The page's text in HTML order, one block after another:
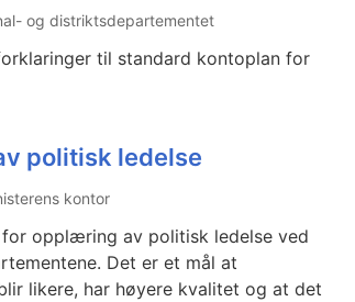
og distriktsdepartementet
til standard kontoplan for
politisk ledelse
kontor
opplæring av politisk ledelse ved
Det er et mål at
likere, har høyere kvalitet og at det